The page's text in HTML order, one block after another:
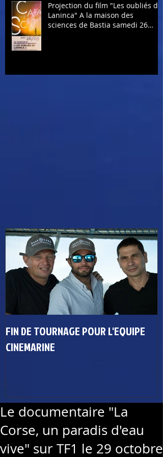
Projection du film "Les oubliés de
Laninca" A la maison des
sciences de Bastia samedi 26
FIN DE TOURNAGE POUR L'EQUIPE
CINEMARINE
Le documentaire "La
Corse, un paradis d'eau
vive" sur TF1 le 29 octobre